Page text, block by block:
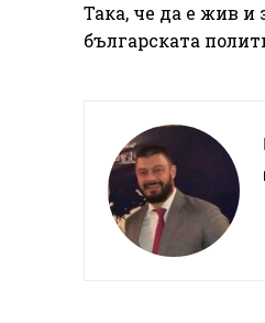
Така, че да е жив и
българската